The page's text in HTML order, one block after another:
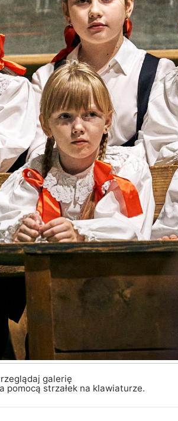
galerię
pomocą strzałek na klawiaturze.